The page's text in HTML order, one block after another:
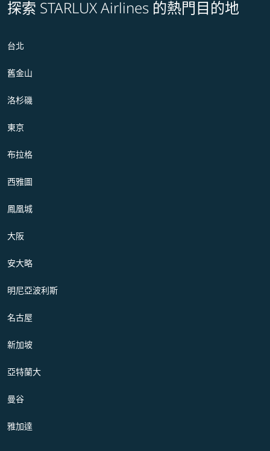
探索 STARLUX Airlines 的熱門目的地
台北
舊金山
洛杉磯
東京
布拉格
西雅圖
鳳凰城
大阪
安大略
明尼亞波利斯
名古屋
新加坡
亞特蘭大
曼谷
雅加達